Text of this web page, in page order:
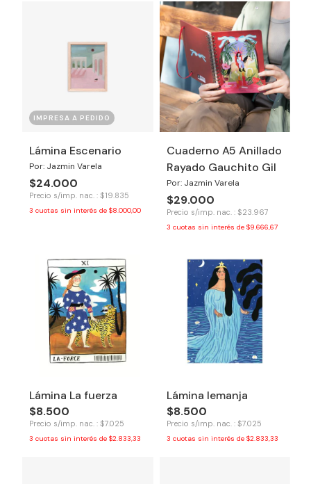
IMPRESA A PEDIDO
Lámina Escenario
Por: Jazmin Varela
$24.000
Precio s/imp. nac. : $19.835
3 cuotas sin interés de $8.000,00
Cuaderno A5 Anillado
Rayado Gauchito Gil
Por: Jazmin Varela
$29.000
Precio s/imp. nac. : $23.967
3 cuotas sin interés de $9.666,67
Lámina La fuerza
$8.500
Precio s/imp. nac. : $7.025
3 cuotas sin interés de $2.833,33
Lámina Iemanja
$8.500
Precio s/imp. nac. : $7.025
3 cuotas sin interés de $2.833,33